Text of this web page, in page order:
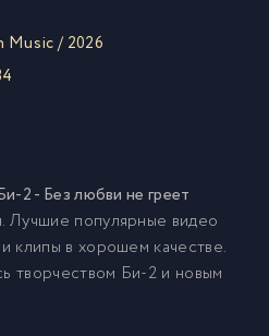
Music/ 2026
2 - Без любви не греет
Лучшие популярные видео
клипы в хорошем качестве.
творчеством Би-2 и новым